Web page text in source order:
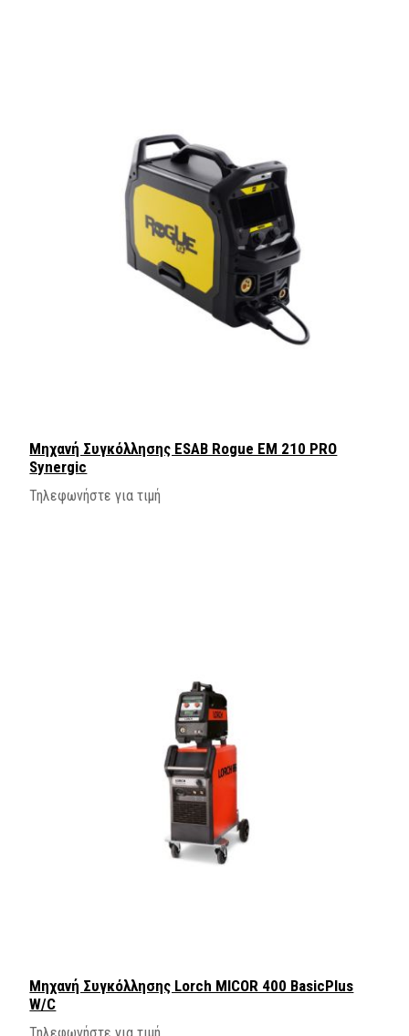
Μηχανή Συγκόλλησης ESAB Rogue EM 210 PRO
Synergic
Τηλεφωνήστε για τιμή
Μηχανή Συγκόλλησης Lorch MICOR 400 BasicPlus
W/C
Τηλεφωνήστε για τιμή